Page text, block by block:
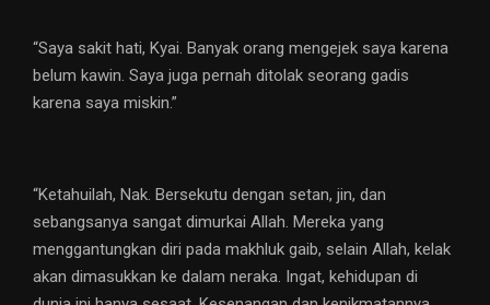
“Saya sakit hati, Kyai. Banyak orang mengejek saya karena
belum kawin. Saya juga pernah ditolak seorang gadis
karena saya miskin.”
“Ketahuilah, Nak. Bersekutu dengan setan, jin, dan
sebangsanya sangat dimurkai Allah. Mereka yang
menggantungkan diri pada makhluk gaib, selain Allah, kelak
akan dimasukkan ke dalam neraka. Ingat, kehidupan di